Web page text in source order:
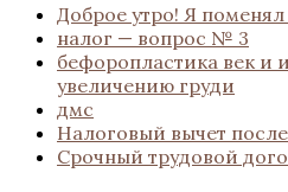
Доброе утро! Я
налог — вопрос № 3
бефоропластика век и
увеличению груди
дмс
Налоговый вычет
Срочный трудовой